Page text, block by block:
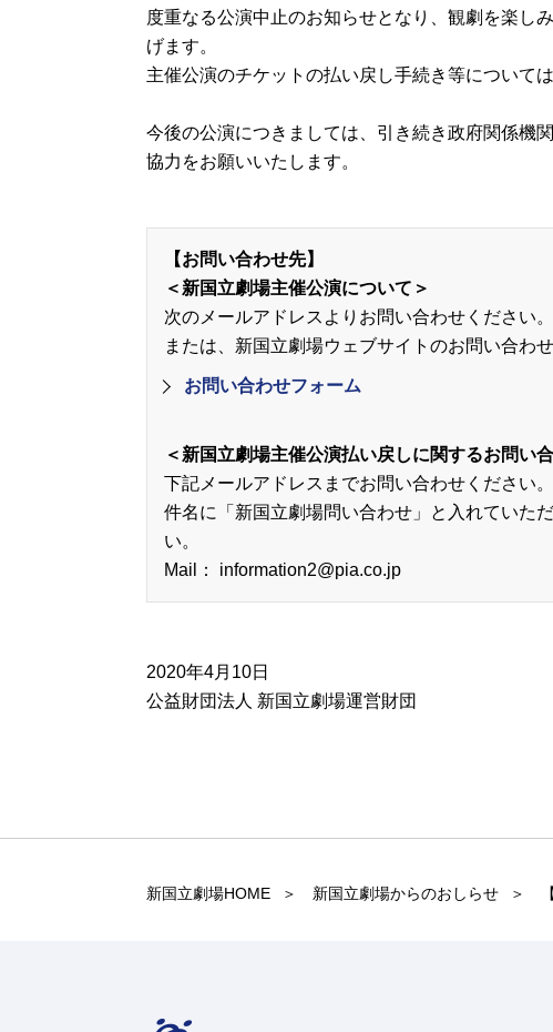
度重なる公演中止のお知らせとなり、観劇を楽し
げます。
主催公演のチケットの払い戻し手続き等について
今後の公演につきましては、引き続き政府関係機
協力をお願いいたします。
【お問い合わせ先】
＜新国立劇場主催公演について＞
次のメールアドレスよりお問い合わせください
または、新国立劇場ウェブサイトのお問い合わ
お問い合わせフォーム
＜新国立劇場主催公演払い戻しに関するお問い
下記メールアドレスまでお問い合わせください。
件名に「新国立劇場問い合わせ」と入れていた
い。
Mail： information2@pia.co.jp
2020年4月10日
公益財団法人 新国立劇場運営財団
新国立劇場HOME 新国立劇場からのおしらせ